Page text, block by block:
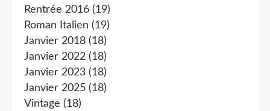
Rentrée 2016 (19)
Roman Italien (19)
Janvier 2018 (18)
Janvier 2022 (18)
Janvier 2023 (18)
Janvier 2025 (18)
Vintage (18)